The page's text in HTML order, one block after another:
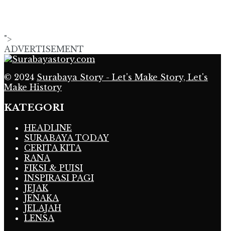
">
ADVERTISEMENT
© 2024 Surabaya Story - Let's Make Story, Let's
Make History
KATEGORI
HEADLINE
SURABAYA TODAY
CERITA KITA
RANA
FIKSI & PUISI
INSPIRASI PAGI
JEJAK
JENAKA
JELAJAH
LENSA